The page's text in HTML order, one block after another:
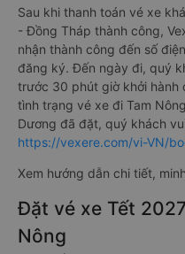
Sau khi thanh toán vé xe
- Đồng Tháp thành công,
nhận thành công đến số
đăng ký. Đến ngày đi, quý
trước 30 phút giờ khởi hành
tình trạng vé xe đi Tam
Dương đã đặt, quý khách
https://vexere.com/vi-VN/
Xem hướng dẫn chi tiết,
Đặt vé xe Tết
Nông